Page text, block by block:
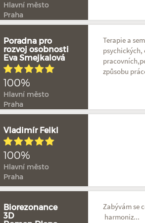
Hlavní město
Praha
Poradna pro
rozvoj osobnosti
Eva Smejkalová
100%
Hlavní město
Praha
Terapie a
způsobu
Vladimír Felkl
100%
Hlavní město
Praha
Biorezonance
3D
Zabývám se
harmoniz...